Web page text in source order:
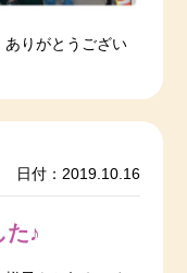
ありがとうござい
日付：2019.10.16
た♪